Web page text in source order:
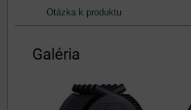
Otázka k produktu
Galéria